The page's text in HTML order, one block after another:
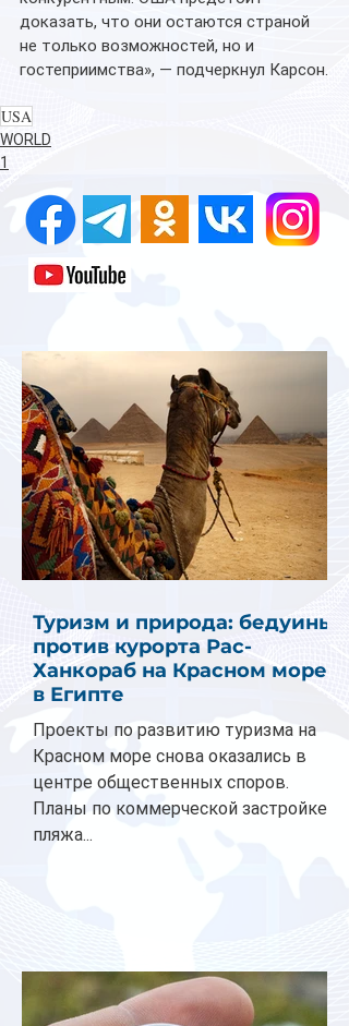
доказать, что они остаются страной
не только возможностей, но и
гостеприимства», — подчеркнул Карсон.
USA
WORLD
1
Туризм и природа: бедуины
против курорта Рас-
Ханкораб на Красном море
в Египте
Проекты по развитию туризма на
Красном море снова оказались в
центре общественных споров.
Планы по коммерческой застройке
пляжа...